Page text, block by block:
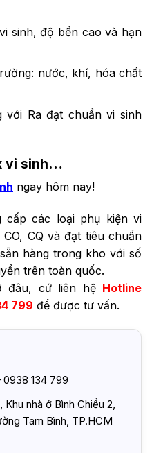
sinh, độ bền cao và hạn
nước, khí, hóa chất
với Ra đạt chuẩn vi sinh
vi sinh…
ngay hôm nay!
cấp các loại phụ kiện vi
CQ và đạt tiêu chuẩn
hàng trong kho với số
trên toàn quốc.
đâu, cứ liên hệ Hotline
799 để được tư vấn.
0938 134 799
Khu nhà ở Bình Chiểu 2,
Tam Bình, TP.HCM